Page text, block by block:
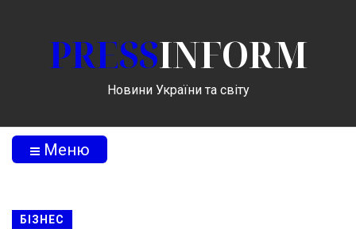
PRESSINFORM
Новини України та світу
Меню
БІЗНЕС